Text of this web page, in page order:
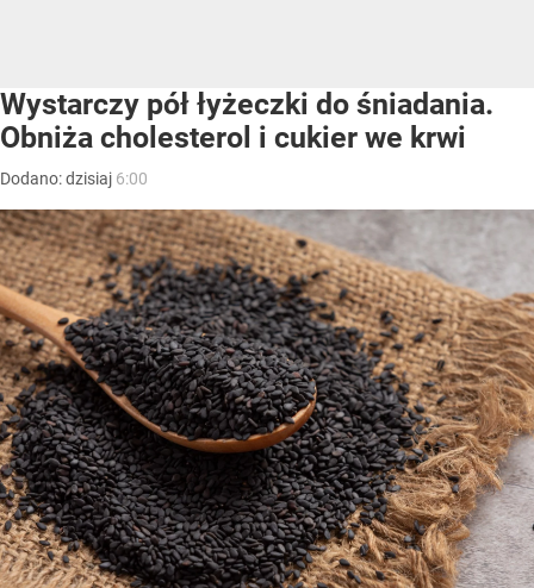
Wystarczy pół łyżeczki do śniadania.
Obniża cholesterol i cukier we krwi
Dodano:dzisiaj 6:00